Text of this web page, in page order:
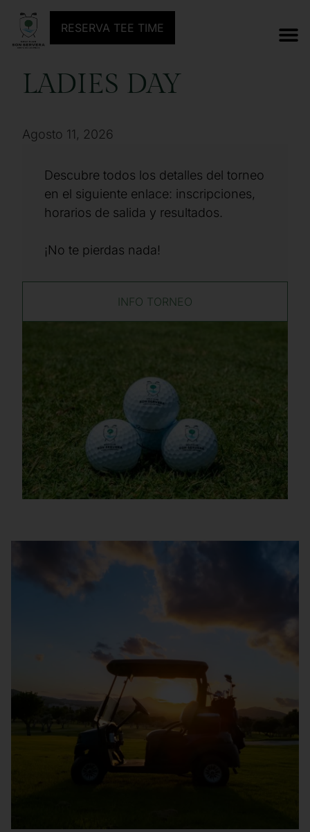
RESERVA TEE TIME
ANTERIOR TORNEO
LADIES DAY
Agosto 11, 2026
Descubre todos los detalles del torneo
en el siguiente enlace: inscripciones,
horarios de salida y resultados.
¡No te pierdas nada!
INFO TORNEO